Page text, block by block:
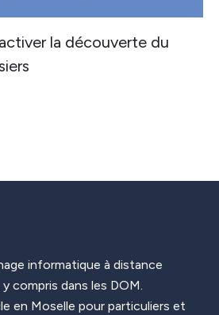
la découverte du
informatique à distance
compris dans les DOM.
en Moselle pour particuliers et